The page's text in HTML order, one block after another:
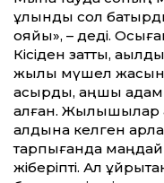
құлынды сол
қояйық», – деді.
Кісіден затты,
жылқы мүшел
қасқырды, аңшы
алған. Жылқышылар
алдына келген
тарпығанда
жіберіпті. Ал